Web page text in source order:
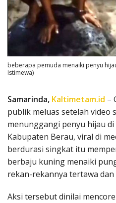
beberapa pemuda menaiki penyu
Istimewa)
Samarinda, Kaltimetam.id –
publik meluas setelah video
menunggangi penyu hijau di
Kabupaten Berau, viral di
berdurasi singkat itu
berbaju kuning menaiki
rekan-rekannya tertawa dan
Aksi tersebut dinilai